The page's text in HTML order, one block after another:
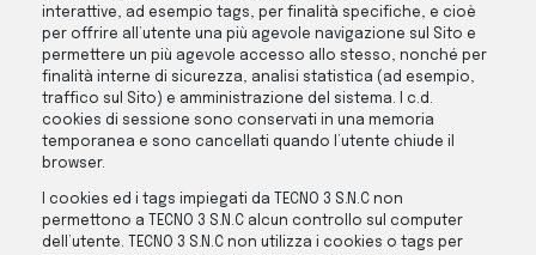
interattive, ad esempio tags, per finalità specifiche, e cioè
per offrire all’utente una più agevole navigazione sul Sito e
permettere un più agevole accesso allo stesso, nonché per
finalità interne di sicurezza, analisi statistica (ad esempio,
traffico sul Sito) e amministrazione del sistema. I c.d.
cookies di sessione sono conservati in una memoria
temporanea e sono cancellati quando l’utente chiude il
browser.
I cookies ed i tags impiegati da TECNO 3 S.N.C non
permettono a TECNO 3 S.N.C alcun controllo sul computer
dell’utente. TECNO 3 S.N.C non utilizza i cookies o tags per